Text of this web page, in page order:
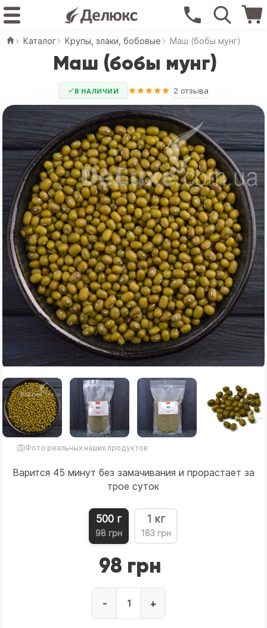
Каталог Крупы, злаки, бобовые Маш (бобы мунг)
Маш (бобы мунг)
В НАЛИЧИИ 2 отзыва
Фото реальных наших продуктов
Варится 45 минут без замачивания и прорастает за
трое суток
500 г
98 грн
1 кг
183 грн
98 грн
- +